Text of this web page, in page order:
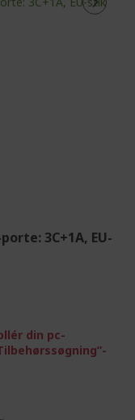
3C+1A, EU-
din pc-